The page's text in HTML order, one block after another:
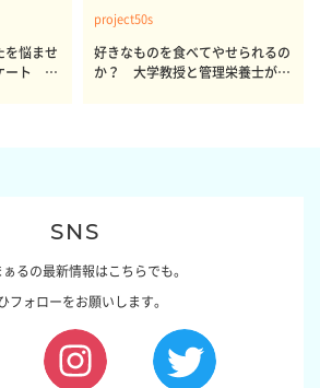
悩ませ
ート 体
project50s
好きなものを食べてやせられるの
か？ 大学教授と管理栄養士が出
SNS
るの最新情報はこちらでも。
フォローをお願いします。